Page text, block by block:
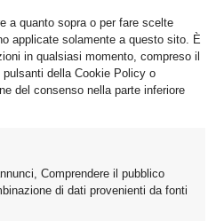
a quanto sopra o per fare scelte
applicate solamente a questo sito. È
in qualsiasi momento, compreso il
della Cookie Policy o
del consenso nella parte inferiore
Comprendere il pubblico
di dati provenienti da fonti